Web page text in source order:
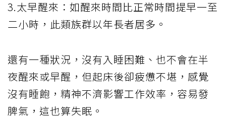
3.太早醒來：如醒來時間比正常時間提早一至
二小時，此類族群以年長者居多。
還有一種狀況，沒有入睡困難、也不會在半
夜醒來或早醒，但起床後卻疲憊不堪，感覺
沒有睡飽，精神不濟影響工作效率，容易發
脾氣，這也算失眠。